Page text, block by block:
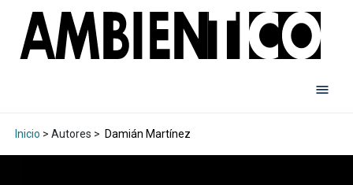
Inicio > Autores > Damián Martínez